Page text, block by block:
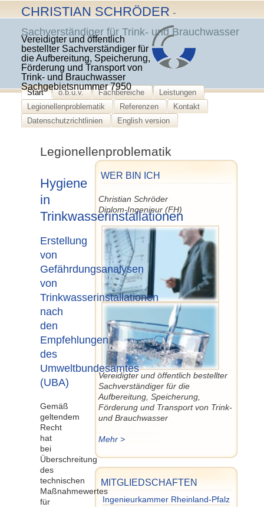
to
content
CHRISTIAN SCHRÖDER -
Sachverständiger für Trink- und Brauchwasser
Vereidigter und öffentlich
bestellter Sachverständiger für
die Aufbereitung, Speicherung,
Förderung und Transport von
Trink- und Brauchwasser
Sachgebietsnummer 7950
Start ö.b.u.v. Fachbereiche
Leistungen
Legionellenproblematik
Referenzen
Kontakt
Datenschutzrichtlinien
English version
WER BIN ICH
Christian Schröder
Diplom-Ingenieur (FH)
Vereidigter und öffentlich bestellter
Sachverständiger für die
Aufbereitung, Speicherung,
Förderung und Transport von Trink-
und Brauchwasser
Mehr >
MITGLIEDSCHAFTEN
Ingenieurkammer Rheinland-Pfalz
Legionellenproblematik
Hygiene
in
Trinkwasserinstallationen
Erstellung
von
Gefährdungsanalysen
von
Trinkwasserinstallationen
nach
den
Empfehlungen
des
Umweltbundesamtes
(UBA)
Gemäß
geltendem
Recht
hat
bei
Überschreitung
des
technischen
Maßnahmewertes
für